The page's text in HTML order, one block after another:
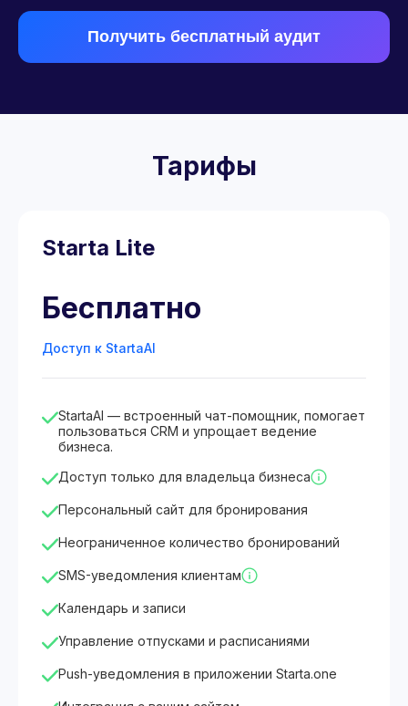
Получить бесплатный аудит
Тарифы
Starta Lite
Бесплатно
Доступ к StartaAI
StartaAI — встроенный чат-помощник, помогает
пользоваться CRM и упрощает ведение
бизнеса.
Доступ только для владельца бизнеса
Персональный сайт для бронирования
Неограниченное количество бронирований
SMS-уведомления клиентам
Календарь и записи
Управление отпусками и расписаниями
Push-уведомления в приложении Starta.one